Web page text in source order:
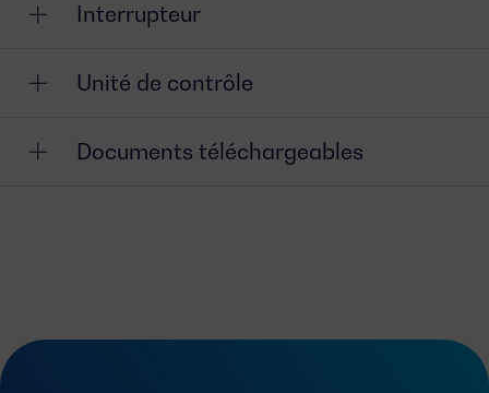
Interrupteur
Unité de contrôle
Documents téléchargeables